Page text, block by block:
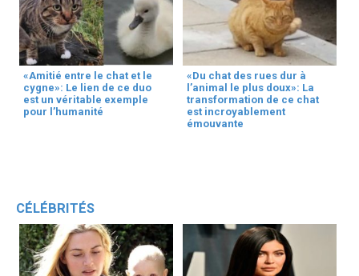
«Amitié entre le chat et le
cygne»: Le lien de ce duo
est un véritable exemple
pour l’humanité
«Du chat des rues dur à
l’animal le plus doux»: La
transformation de ce chat
est incroyablement
émouvante
CÉLÉBRITÉS